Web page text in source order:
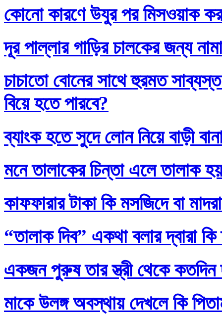
কোনো কারণে উযুর পর মিসওয়াক
দূর পাল্লার গাড়ির চালকের জন্য
চাচাতো বোনের সাথে হুরমত
বিয়ে হতে পারবে?
ব্যাংক হতে সুদে লোন নিয়ে বাড়ী
মনে তালাকের চিন্তা এলে তালাক
কাফফারার টাকা কি মসজিদে বা
“তালাক দিব” একথা বলার দ্বারা
একজন পুরুষ তার স্ত্রী থেকে কতদিন
মাকে উলঙ্গ অবস্থায় দেখলে কি